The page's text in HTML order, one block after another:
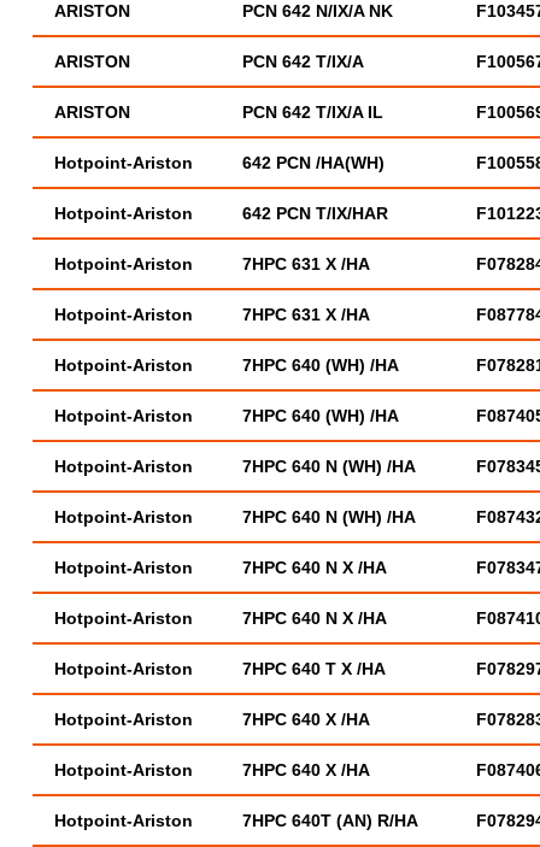
ARISTON PCN 642 N/IX/A NK
ARISTON PCN 642 T/IX/A
ARISTON PCN 642 T/IX/A IL
Hotpoint-Ariston 642 PCN /HA(WH)
Hotpoint-Ariston 642 PCN T/IX/HAR
Hotpoint-Ariston 7HPC 631 X /HA
Hotpoint-Ariston 7HPC 631 X /HA
Hotpoint-Ariston 7HPC 640 (WH) /HA
Hotpoint-Ariston 7HPC 640 (WH) /HA
Hotpoint-Ariston 7HPC 640 N (WH) /HA
Hotpoint-Ariston 7HPC 640 N (WH) /HA
Hotpoint-Ariston 7HPC 640 N X /HA
Hotpoint-Ariston 7HPC 640 N X /HA
Hotpoint-Ariston 7HPC 640 T X /HA
Hotpoint-Ariston 7HPC 640 X /HA
Hotpoint-Ariston 7HPC 640 X /HA
Hotpoint-Ariston 7HPC 640T (AN) R/HA